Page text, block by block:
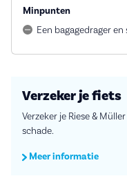
Minpunten
Een bagagedrager
Verzeker je fiets
Verzeker je Riese &
schade.
Meer informatie